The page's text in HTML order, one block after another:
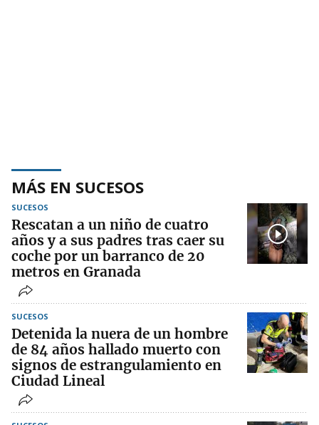
MÁS EN SUCESOS
SUCESOS
Rescatan a un niño de cuatro
años y a sus padres tras caer su
coche por un barranco de 20
metros en Granada
SUCESOS
Detenida la nuera de un hombre
de 84 años hallado muerto con
signos de estrangulamiento en
Ciudad Lineal